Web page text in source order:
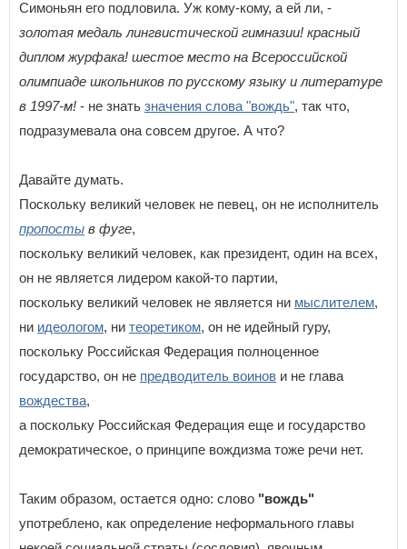
Симоньян его подловила. Уж кому-кому, а ей ли, -
золотая медаль лингвистической гимназии! красный
диплом журфака! шестое место на Всероссийской
олимпиаде школьников по русскому языку и литературе
в 1997-м! - не знать значения слова "вождь", так что,
подразумевала она совсем другое. А что?
Давайте думать.
Поскольку великий человек не певец, он не исполнитель
пропосты в фуге,
поскольку великий человек, как президент, один на всех,
он не является лидером какой-то партии,
поскольку великий человек не является ни мыслителем,
ни идеологом, ни теоретиком, он не идейный гуру,
поскольку Российская Федерация полноценное
государство, он не предводитель воинов и не глава
вождества,
а поскольку Российская Федерация еще и государство
демократическое, о принципе вождизма тоже речи нет.
Таким образом, остается одно: слово "вождь"
употреблено, как определение неформального главы